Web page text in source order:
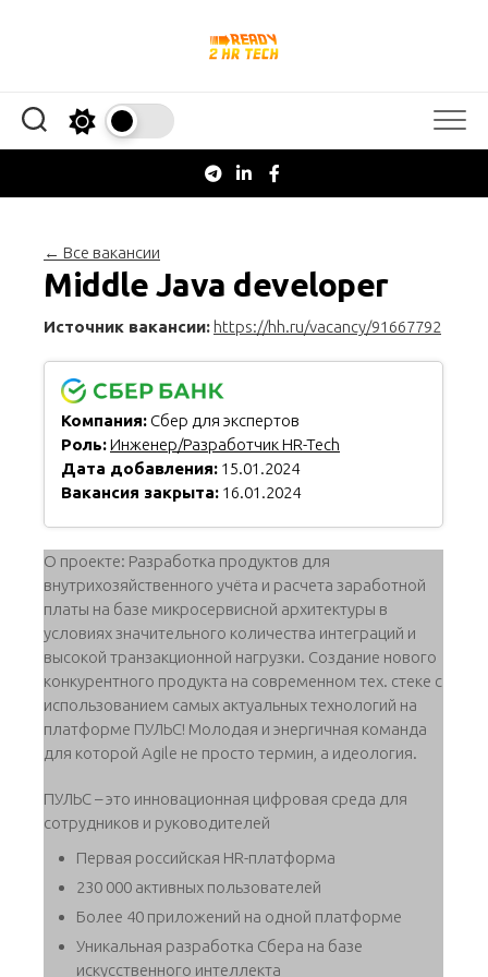
← Все вакансии
Middle Java developer
Источник вакансии: https://hh.ru/vacancy/91667792
Компания: Сбер для экспертов
Роль:Инженер/Разработчик HR-Tech
Дата добавления: 15.01.2024
Вакансия закрыта: 16.01.2024
О проекте: Разработка продуктов для
внутрихозяйственного учёта и расчета заработной
платы на базе микросервисной архитектуры в
условиях значительного количества интеграций и
высокой транзакционной нагрузки. Создание нового
конкурентного продукта на современном тех. стеке с
использованием самых актуальных технологий на
платформе ПУЛЬС! Молодая и энергичная команда
для которой Agile не просто термин, а идеология.
ПУЛЬС – это инновационная цифровая среда для
сотрудников и руководителей
Первая российская HR-платформа
230 000 активных пользователей
Более 40 приложений на одной платформе
Уникальная разработка Сбера на базе
искусственного интеллекта